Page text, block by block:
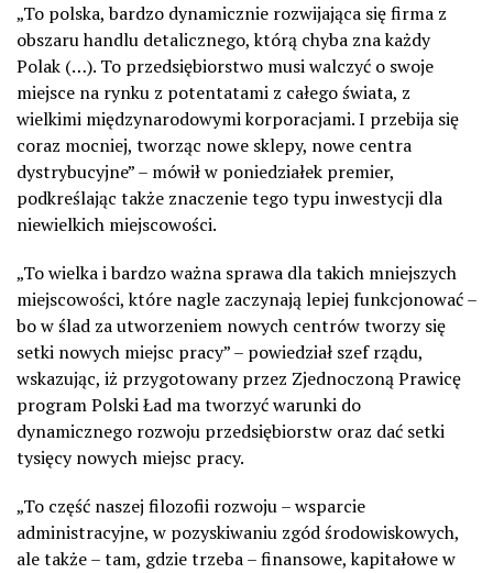
„To polska, bardzo dynamicznie rozwijająca się firma z
obszaru handlu detalicznego, którą chyba zna każdy
Polak (…). To przedsiębiorstwo musi walczyć o swoje
miejsce na rynku z potentatami z całego świata, z
wielkimi międzynarodowymi korporacjami. I przebija się
coraz mocniej, tworząc nowe sklepy, nowe centra
dystrybucyjne” – mówił w poniedziałek premier,
podkreślając także znaczenie tego typu inwestycji dla
niewielkich miejscowości.
„To wielka i bardzo ważna sprawa dla takich mniejszych
miejscowości, które nagle zaczynają lepiej funkcjonować –
bo w ślad za utworzeniem nowych centrów tworzy się
setki nowych miejsc pracy” – powiedział szef rządu,
wskazując, iż przygotowany przez Zjednoczoną Prawicę
program Polski Ład ma tworzyć warunki do
dynamicznego rozwoju przedsiębiorstw oraz dać setki
tysięcy nowych miejsc pracy.
„To część naszej filozofii rozwoju – wsparcie
administracyjne, w pozyskiwaniu zgód środowiskowych,
ale także – tam, gdzie trzeba – finansowe, kapitałowe w